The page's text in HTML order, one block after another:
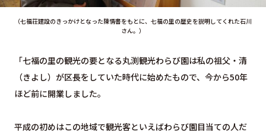
（七福荘建設のきっかけとなった陳情書をもとに、七福の里の歴史を説明してくれた石川
さん。）
「七福の里の観光の要となる丸渕観光わらび園は私の祖父・清
（きよし）が区長をしていた時代に始めたもので、今から50年
ほど前に開業しました。
平成の初めはこの地域で観光客といえばわらび園目当ての人だ